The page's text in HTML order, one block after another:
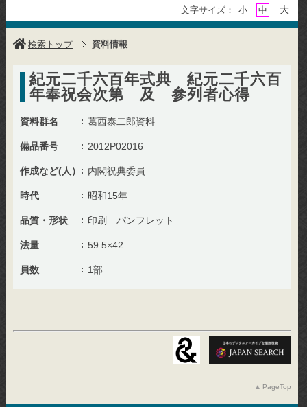
文字サイズ： 小 中 大
検索トップ 資料情報
紀元二千六百年式典 紀元二千六百
年奉祝会次第 及 参列者心得
資料群名 葛西泰二郎資料
備品番号 2012P02016
作成など(人） 内閣祝典委員
時代 昭和15年
品質・形状 印刷 パンフレット
法量 59.5×42
員数 1部
PageTop